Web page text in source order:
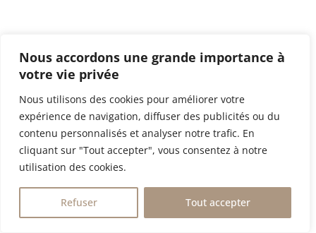
Nous accordons une grande importance à
votre vie privée
Nous utilisons des cookies pour améliorer votre
expérience de navigation, diffuser des publicités ou du
contenu personnalisés et analyser notre trafic. En
cliquant sur "Tout accepter", vous consentez à notre
utilisation des cookies.
Refuser Tout accepter